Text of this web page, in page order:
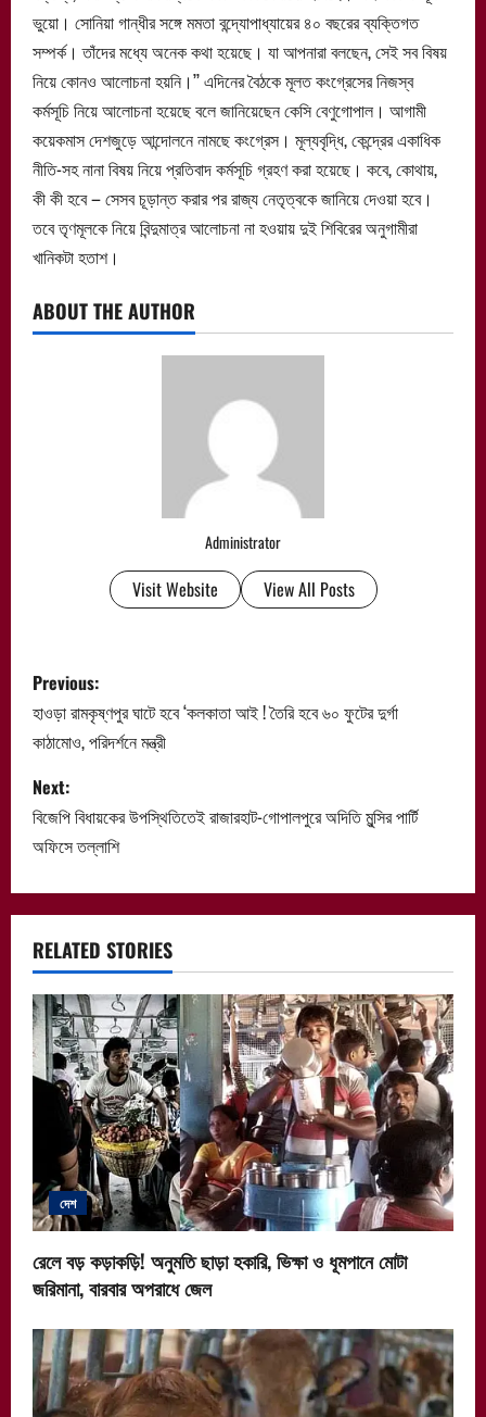
ভুয়ো। সোনিয়া গান্ধীর সঙ্গে মমতা বন্দ্যোপাধ্যায়ের ৪০ বছরের ব্যক্তিগত
সম্পর্ক। তাঁদের মধ্যে অনেক কথা হয়েছে। যা আপনারা বলছেন, সেই সব বিষয়
নিয়ে কোনও আলোচনা হয়নি।’’ এদিনের বৈঠকে মূলত কংগ্রেসের নিজস্ব
কর্মসূচি নিয়ে আলোচনা হয়েছে বলে জানিয়েছেন কেসি বেণুগোপাল। আগামী
কয়েকমাস দেশজুড়ে আন্দোলনে নামছে কংগ্রেস। মূল্যবৃদ্ধি, কেন্দ্রের একাধিক
নীতি-সহ নানা বিষয় নিয়ে প্রতিবাদ কর্মসূচি গ্রহণ করা হয়েছে। কবে, কোথায়,
কী কী হবে – সেসব চূড়ান্ত করার পর রাজ্য নেতৃত্বকে জানিয়ে দেওয়া হবে।
তবে তৃণমূলকে নিয়ে বিন্দুমাত্র আলোচনা না হওয়ায় দুই শিবিরের অনুগামীরা
খানিকটা হতাশ।
ABOUT THE AUTHOR
Administrator
Visit Website View All Posts
P
o
s
t
n
a
v
i
g
a
i
o
n
Previous:
হাওড়া রামকৃষ্ণপুর ঘাটে হবে ‘কলকাতা আই ! তৈরি হবে ৬০ ফুটের দুর্গা
কাঠামোও, পরিদর্শনে মন্ত্রী
Next:
বিজেপি বিধায়কের উপস্থিতিতেই রাজারহাট-গোপালপুরে অদিতি মুন্সির পার্টি
অফিসে তল্লাশি
RELATED STORIES
দেশ
রেলে বড় কড়াকড়ি! অনুমতি ছাড়া হকারি, ভিক্ষা ও ধূমপানে মোটা
জরিমানা, বারবার অপরাধে জেল